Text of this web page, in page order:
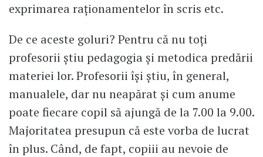
exprimarea raționamentelor în scris etc.
De ce aceste goluri? Pentru că nu toți
profesorii știu pedagogia și metodica predării
materiei lor. Profesorii își știu, în general,
manualele, dar nu neapărat și cum anume
poate fiecare copil să ajungă de la 7.00 la 9.00.
Majoritatea presupun că este vorba de lucrat
în plus. Când, de fapt, copiii au nevoie de